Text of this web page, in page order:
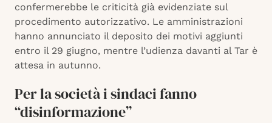
confermerebbe le criticità già evidenziate sul
procedimento autorizzativo. Le amministrazioni
hanno annunciato il deposito dei motivi aggiunti
entro il 29 giugno, mentre l’udienza davanti al Tar è
attesa in autunno.
Per la società i sindaci fanno
“disinformazione”